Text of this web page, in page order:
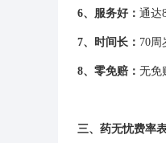
6、服务好： 通达
7、时间长： 70周
8、零免赔： 无免
三、药无忧费率